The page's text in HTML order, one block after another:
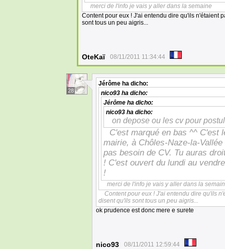
merci de l'info je vais y aller dans la semaine
Content pour eux ! J'ai entendu dire qu'ils n'étaient
sont tous un peu aigris...
OteKaï 08/11/2011 11:34:44
28
Jérôme ha dicho:
nico93 ha dicho:
Jérôme ha dicho:
nico93 ha dicho:
on depose ou les cv pour
C'est marqué en bas ^^ C'est
mairie, à Chôles-Naze-la-
pas besoin de CV. Tu auras
! C'est ouvert du lundi au
!
merci de l'info je vais y aller dans la
Content pour eux ! J'ai entendu dire qu'ils
disent qu'ils sont tous un peu aigris...
ok prudence est donc mere e surete
nico93 08/11/2011 12:59:44